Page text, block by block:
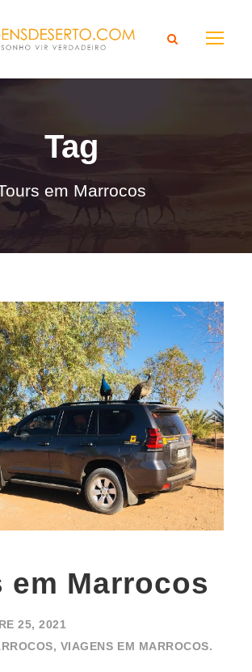
Tag
em Marrocos
em Marrocos
25, 2021
, VIAGENS EM MARROCOS.